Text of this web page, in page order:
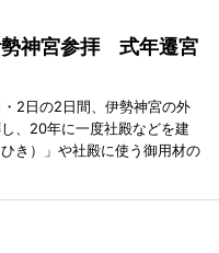
勢神宮参拝 式年遷宮
2日の2日間、伊勢神宮の外
、20年に一度社殿などを建
き）」や社殿に使う御用材の